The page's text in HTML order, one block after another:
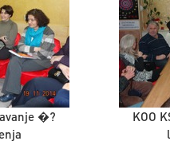
�?
KOO